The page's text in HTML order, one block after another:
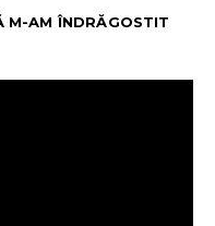
M-AM ÎNDRĂGOSTIT